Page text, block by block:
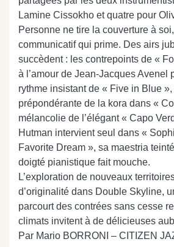
Lamine Cissokho et quatre pour
Personne ne tire la couverture à soi,
communicatif qui prime. Des airs
succèdent : les contrepoints de «
à l’amour de Jean-Jacques Avenel
rythme insistant de « Five in Blue
prépondérante de la kora dans «
mélancolie de l’élégant « Capo
Hutman intervient seul dans «
Favorite Dream », sa maestria
doigté pianistique fait mouche.
L’exploration de nouveaux
d’originalité dans Double Skyline,
parcourt des contrées sans cesse
climats invitent à de délicieuses
Par Mario BORRONI – CITIZEN